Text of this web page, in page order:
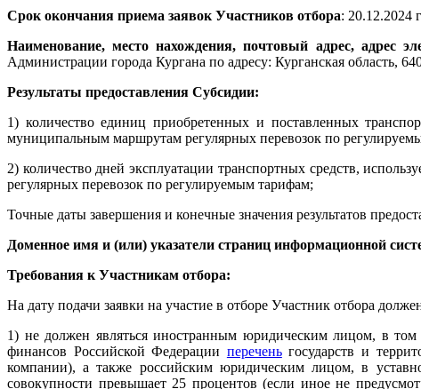
Срок окончания приема заявок Участников отбора: 20.12.2024
Наименование, место нахождения, почтовый адрес, адрес
Администрации города Кургана по адресу: Курганская область,
Результаты предоставления Субсидии:
1) количество единиц приобретенных и поставленных
муниципальным маршрутам регулярных перевозок по
2) количество дней эксплуатации транспортных средств,
регулярных перевозок по регулируемым тарифам;
Точные даты завершения и конечные значения результатов
Доменное имя и (или) указатели страниц информационной
Требования к Участникам отбора:
На дату подачи заявки на участие в отборе Участник отбора
1) не должен являться иностранным юридическим лицом, в том
финансов Российской Федерации переченьгосударств и
компании), а также российским юридическим лицом, в
совокупности превышает 25 процентов (если иное не